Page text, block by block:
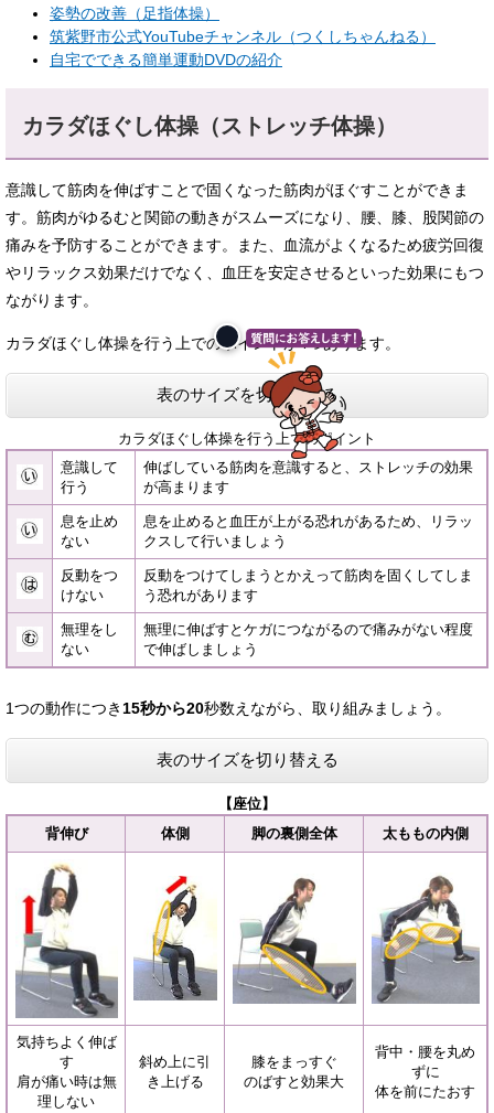
姿勢の改善（足指体操）
筑紫野市公式YouTubeチャンネル（つくしちゃんねる）
自宅でできる簡単運動DVDの紹介
カラダほぐし体操（ストレッチ体操）
意識して筋肉を伸ばすことで固くなった筋肉がほぐすことができま
す。筋肉がゆるむと関節の動きがスムーズになり、腰、膝、股関節の
痛みを予防することができます。また、血流がよくなるため疲労回復
やリラックス効果だけでなく、血圧を安定させるといった効果にもつ
ながります。
カラダほぐし体操を行う上でのポイントが4つあります。
表のサイズを切り替える
カラダほぐし体操を行う上でのポイント
意識して
行う
伸ばしている筋肉を意識すると、ストレッチの効果
が高まります
息を止め
ない
息を止めると血圧が上がる恐れがあるため、リラッ
クスして行いましょう
反動をつ
けない
反動をつけてしまうとかえって筋肉を固くしてしま
う恐れがあります
無理をし
ない
無理に伸ばすとケガにつながるので痛みがない程度
で伸ばしましょう
1つの動作につき 15秒から20秒数えながら、取り組みましょう。
表のサイズを切り替える
【座位】
背伸び
体側 脚の裏側全体 太ももの内側
気持ちよく伸ば
す
肩が痛い時は無
理しない
斜め上に引
き上げる
膝をまっすぐ
のばすと効果大
背中・腰を丸め
ずに
体を前にたおす